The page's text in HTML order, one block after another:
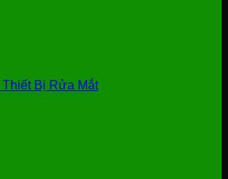
Thiết Bị Rửa Mắt